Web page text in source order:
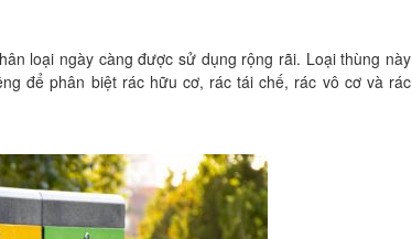
loại ngày càng được sử dụng rộng rãi. Loại thùng này
để phân biệt rác hữu cơ, rác tái chế, rác vô cơ và rác